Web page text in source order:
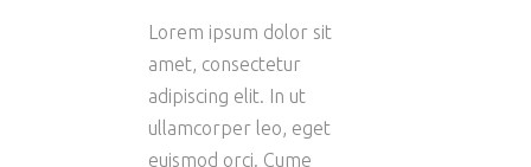
Lorem ipsum dolor sit
amet, consectetur
adipiscing elit. In ut
ullamcorper leo, eget
euismod orci. Cume